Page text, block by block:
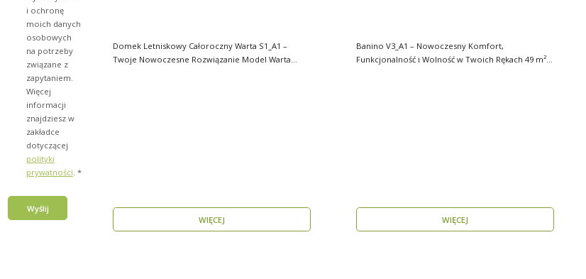
i ochronę
moich danych
osobowych
na potrzeby
związane z
zapytaniem.
Więcej
informacji
znajdziesz w
zakładce
dotyczącej
polityki
prywatności . *
Wyślij
Domek Letniskowy Całoroczny Warta S1_A1 –
Twoje Nowoczesne Rozwiązanie Model Warta
WIĘCEJ
Banino V3_A1 – Nowoczesny Komfort,
Funkcjonalność i Wolność w Twoich Rękach 49 m²
WIĘCEJ